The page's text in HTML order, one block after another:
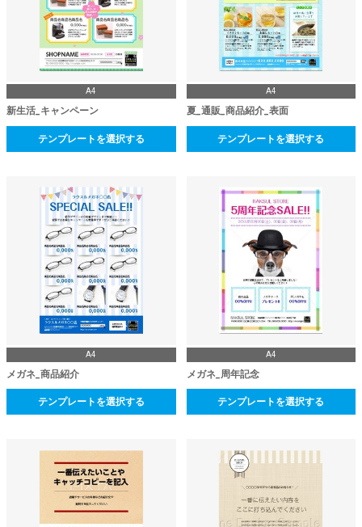
A4
新生活_キャンペーン
テンプレートを選択する
A4
夏_通販_商品紹介_表面
テンプレートを選択する
A4
メガネ_商品紹介
テンプレートを選択する
A4
メガネ_周年記念
テンプレートを選択する